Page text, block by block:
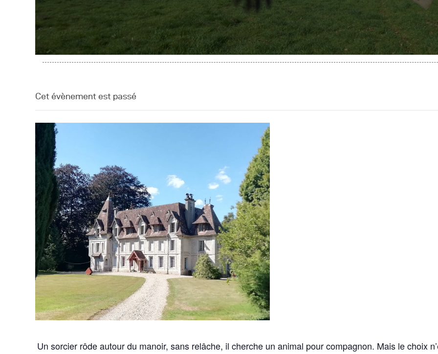
Agenda
Contactez-Nous
Cet évènement est passé
Un sorcier rôde autour du manoir, sans relâche, il cherche un animal pour compagnon. Mais le choix